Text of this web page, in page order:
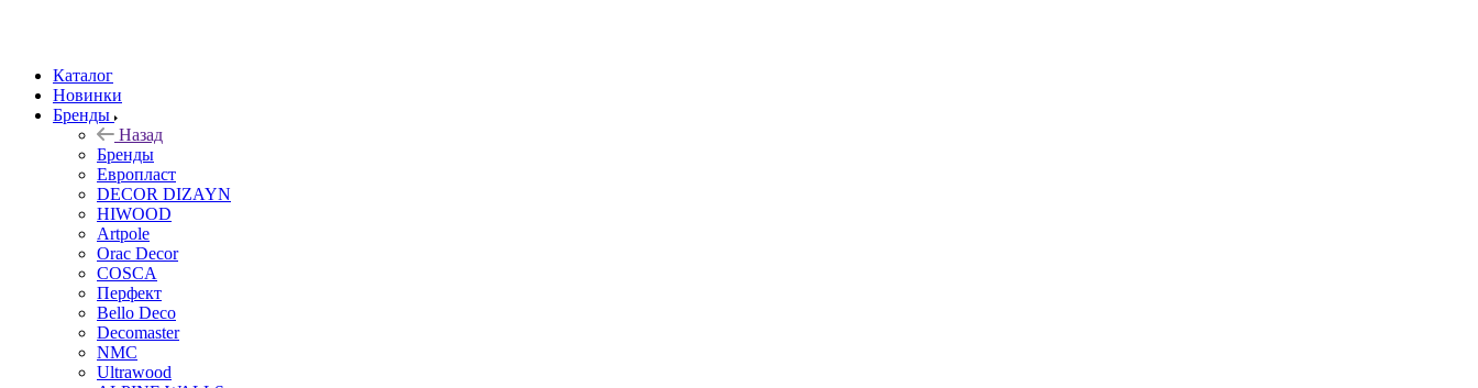
Каталог
Новинки
Бренды
Назад
Бренды
Европласт
DECOR DIZAYN
HIWOOD
Artpole
Orac Decor
COSCA
Перфект
Bello Deco
Decomaster
NMС
Ultrawood